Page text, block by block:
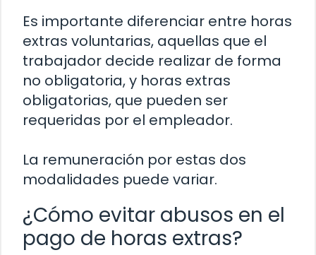
Es importante diferenciar entre horas
extras voluntarias, aquellas que el
trabajador decide realizar de forma
no obligatoria, y horas extras
obligatorias, que pueden ser
requeridas por el empleador.
La remuneración por estas dos
modalidades puede variar.
¿Cómo evitar abusos en el
pago de horas extras?